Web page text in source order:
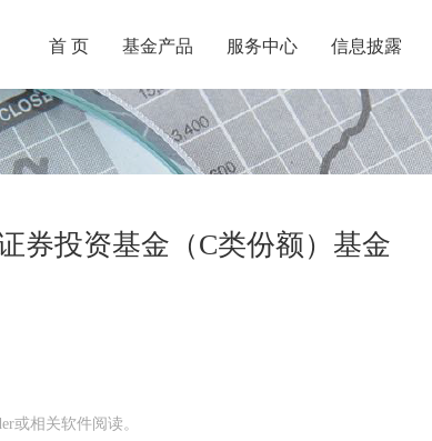
首 页 基金产品 服务中心 信息披露
券投资基金（C类份额）基金
或相关软件阅读。